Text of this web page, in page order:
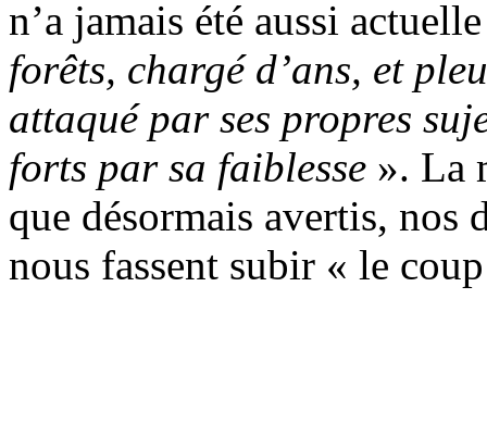
n’a jamais été aussi
forêts, chargé d’ans, et
attaqué par ses propres
forts par sa faiblesse ». La
que désormais avertis, nos
nous fassent subir « le